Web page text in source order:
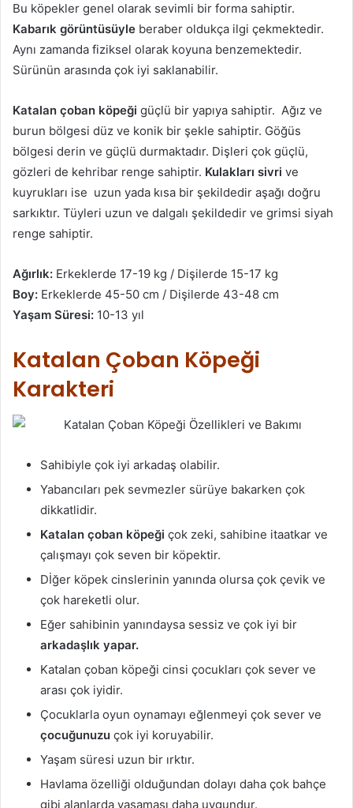
Bu köpekler genel olarak sevimli bir forma sahiptir.
Kabarık görüntüsüyle beraber oldukça ilgi çekmektedir.
Aynı zamanda fiziksel olarak koyuna benzemektedir.
Sürünün arasında çok iyi saklanabilir.
Katalan çoban köpeği güçlü bir yapıya sahiptir. Ağız ve
burun bölgesi düz ve konik bir şekle sahiptir. Göğüs
bölgesi derin ve güçlü durmaktadır. Dişleri çok güçlü,
gözleri de kehribar renge sahiptir. Kulakları sivri ve
kuyrukları ise uzun yada kısa bir şekildedir aşağı doğru
sarkıktır. Tüyleri uzun ve dalgalı şekildedir ve grimsi siyah
renge sahiptir.
Ağırlık: Erkeklerde 17-19 kg / Dişilerde 15-17 kg
Boy: Erkeklerde 45-50 cm / Dişilerde 43-48 cm
Yaşam Süresi: 10-13 yıl
Katalan Çoban Köpeği
Karakteri
Sahibiyle çok iyi arkadaş olabilir.
Yabancıları pek sevmezler sürüye bakarken çok
dikkatlidir.
Katalan çoban köpeği çok zeki, sahibine itaatkar ve
çalışmayı çok seven bir köpektir.
Dİğer köpek cinslerinin yanında olursa çok çevik ve
çok hareketli olur.
Eğer sahibinin yanındaysa sessiz ve çok iyi bir
arkadaşlık yapar.
Katalan çoban köpeği cinsi çocukları çok sever ve
arası çok iyidir.
Çocuklarla oyun oynamayı eğlenmeyi çok sever ve
çocuğunuzu çok iyi koruyabilir.
Yaşam süresi uzun bir ırktır.
Havlama özelliği olduğundan dolayı daha çok bahçe
gibi alanlarda yaşaması daha uygundur.